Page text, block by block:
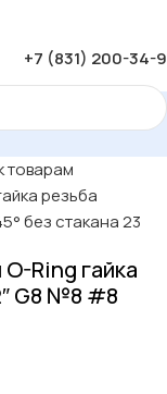
+7 (831) 200-34-
товарам
Ring гайка
G8 №8 #8